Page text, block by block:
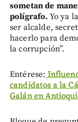
sometan de
polígrafo. Yo ya
ser alcalde,
hacerlo para
la corrupción”.
Entérese:
candidatos a la
Galán en